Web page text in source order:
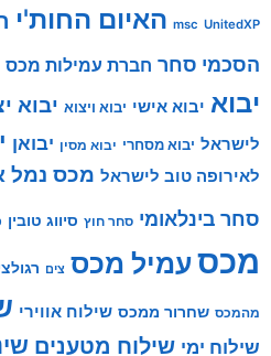
msc UnitedXP האיום החות'י
הסכמי סחר חברת עמילות מכס
יבוא יבוא אישי יבוא ויצוא יבוא
לישראל יבוא מסחרי יבוא מסין יבואן
לאירופה טוב לישראל מכס נמל
סחר בינלאומי סחר חוץ סיווג טובין
מכסעמיל מכס צים
מהמכס שחרור ממכס שילוח אווירי
שילוח ימי שילוח מטענים